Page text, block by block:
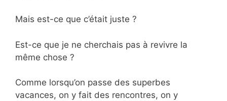
Mais est-ce que c’était juste ?
Est-ce que je ne cherchais pas à revivre la
même chose ?
Comme lorsqu’on passe des superbes
vacances, on y fait des rencontres, on y